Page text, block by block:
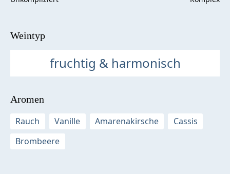
Weintyp
fruchtig & harmonisch
Aromen
Rauch
Vanille Amarenakirsche
Cassis
Brombeere